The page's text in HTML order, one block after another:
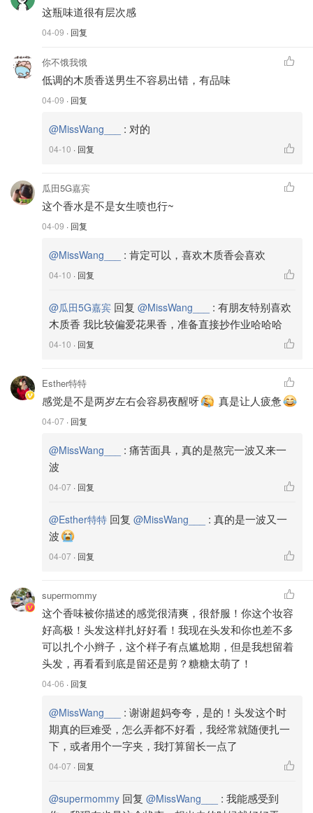
这瓶味道很有层次感
04-09 · 回复
你不饿我饿
低调的木质香送男生不容易出错，有品味
04-09 · 回复
@MissWang___ : 对的
04-10 · 回复
瓜田5G嘉宾
这个香水是不是女生喷也行~
04-09 · 回复
@MissWang___ : 肯定可以，喜欢木质香会喜欢
04-10 · 回复
@瓜田5G嘉宾 回复 @MissWang___ : 有朋友特别喜欢
木质香 我比较偏爱花果香，准备直接抄作业哈哈哈
04-10 · 回复
Esther特特
感觉是不是两岁左右会容易夜醒呀 真是让人疲惫
04-07 · 回复
@MissWang___ : 痛苦面具，真的是熬完一波又来一
波
04-07 · 回复
@Esther特特 回复 @MissWang___ : 真的是一波又一
波
04-07 · 回复
supermommy
这个香味被你描述的感觉很清爽，很舒服！你这个妆容
好高极！头发这样扎好好看！我现在头发和你也差不多
可以扎个小辫子，这个样子有点尴尬期，但是我想留着
头发，再看看到底是留还是剪？糖糖太萌了！
04-06 · 回复
@MissWang___ : 谢谢超妈夸夸，是的！头发这个时
期真的巨难受，怎么弄都不好看，我经常就随便扎一
下，或者用个一字夹，我打算留长一点了
04-07 · 回复
@supermommy 回复 @MissWang___ : 我能感受到